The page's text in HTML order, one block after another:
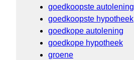
goedkoopste autolening
goedkoopste hypotheek
goedkope autolening
goedkope hypotheek
groene